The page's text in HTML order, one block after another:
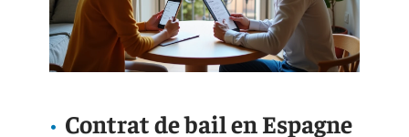
Contrat de bail en Espagne